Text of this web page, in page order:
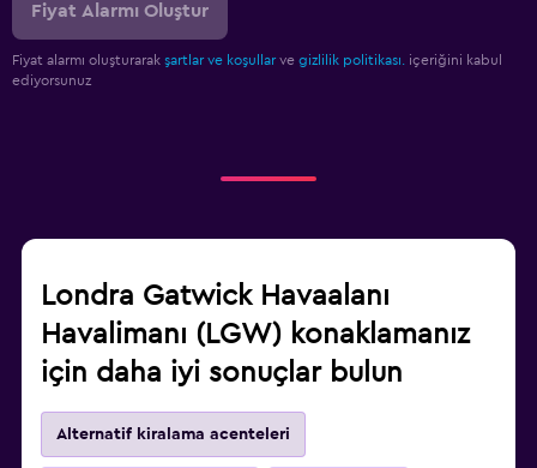
Fiyat Alarmı Oluştur
Fiyat alarmı oluşturarak şartlar ve koşullar ve gizlilik politikası. içeriğini kabul
ediyorsunuz
Londra Gatwick Havaalanı
Havalimanı (LGW) konaklamanız
için daha iyi sonuçlar bulun
Alternatif kiralama acenteleri